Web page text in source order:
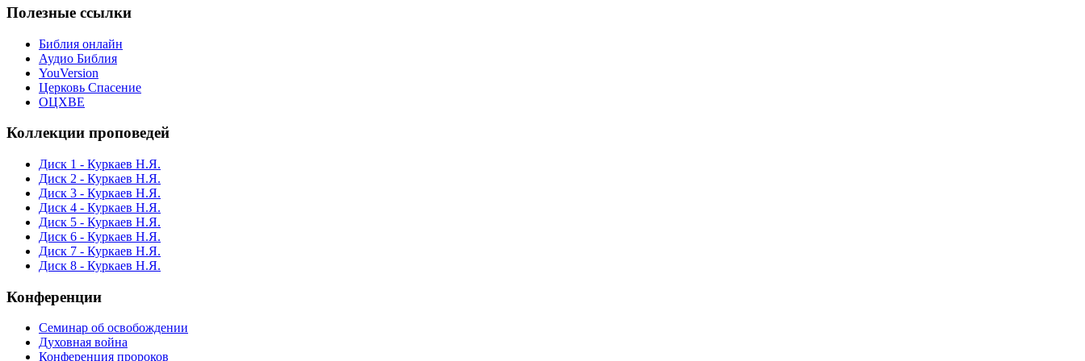
Полезные ссылки
Библия онлайн
Аудио Библия
YouVersion
Церковь Спасение
ОЦХВЕ
Коллекции проповедей
Диск 1 - Куркаев Н.Я.
Диск 2 - Куркаев Н.Я.
Диск 3 - Куркаев Н.Я.
Диск 4 - Куркаев Н.Я.
Диск 5 - Куркаев Н.Я.
Диск 6 - Куркаев Н.Я.
Диск 7 - Куркаев Н.Я.
Диск 8 - Куркаев Н.Я.
Конференции
Семинар об освобождении
Духовная война
Конференция пророков